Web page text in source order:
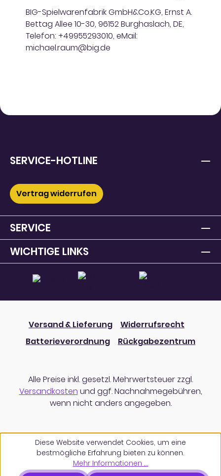
BIG-Spielwarenfabrik GmbH&Co.KG, Ernst A.
Bettag Allee 10-30, 96152 Burghaslach, DE,
Telefon: +49955293010, eMail:
michael.raum@big.de
SERVICE-HOTLINE
Vertrag widerrufen
SERVICE
WICHTIGE LINKS
Versand & Lieferung
Widerrufsrecht
Batterieverordnung
Rückgabezentrum
Alle Preise inkl. gesetzl. Mehrwertsteuer zzgl.
Versandkosten und ggf. Nachnahmegebühren,
wenn nicht anders angegeben.
Diese Website verwendet Cookies, um eine
bestmögliche Erfahrung bieten zu können.
Mehr Informationen ...